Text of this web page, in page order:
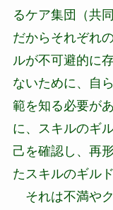
るケア集団（共
だからそれぞれ
ルが不可避的に
ないために、自
範を知る必要が
に、スキルのギ
己を確認し、再
たスキルのギル
それは不満や